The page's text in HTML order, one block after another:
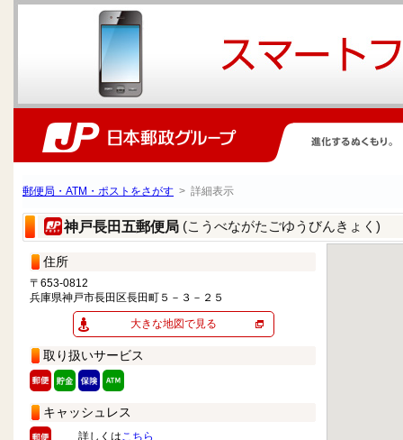
郵便局・ATM・ポストをさがす > 詳細表示
神戸長田五郵便局 (こうべながたごゆうびんきょく)
住所
〒653-0812
兵庫県神戸市長田区長田町５－３－２５
大きな地図で見る
取り扱いサービス
キャッシュレス
詳しくはこちら